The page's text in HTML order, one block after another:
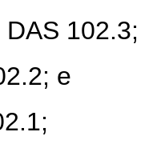
102.3;
e